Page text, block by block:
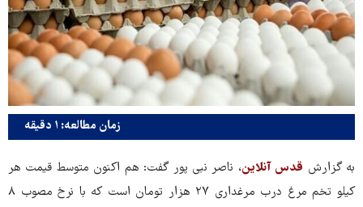
زمان مطالعه: ۱ دقیقه
به گزارش قدس آنلاین، ناصر نبی پور گفت: هم اکنون متوسط قیمت هر
کیلو تخم مرغ درب مرغداری ۲۷ هزار تومان است که با نرخ مصوب ۸